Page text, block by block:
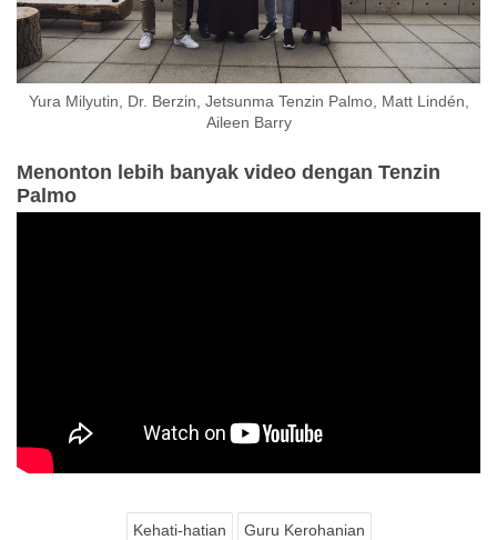
Yura Milyutin, Dr. Berzin, Jetsunma Tenzin Palmo, Matt Lindén,
Aileen Barry
Menonton lebih banyak video dengan Tenzin
Palmo
Kehati-hatian Guru Kerohanian